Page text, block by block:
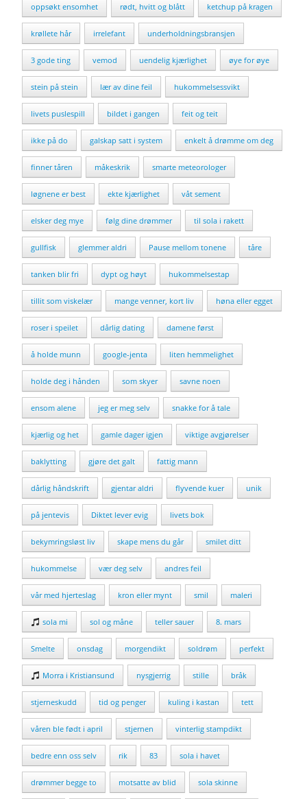
oppsøkt ensomhet rødt, hvitt og blått ketchup på kragen
krøllete hår irrelefant underholdningsbransjen
3 gode ting vemod uendelig kjærlighet øye for øye
stein på stein lær av dine feil hukommelsessvikt
livets puslespill bildet i gangen feit og teit
ikke på do galskap satt i system enkelt å drømme om deg
finner tåren måkeskrik smarte meteorologer
løgnene er best ekte kjærlighet våt sement
elsker deg mye følg dine drømmer til sola i rakett
gullfisk glemmer aldri Pause mellom tonene tåre
tanken blir fri dypt og høyt hukommelsestap
tillit som viskelær mange venner, kort liv høna eller egget
roser i speilet dårlig dating damene først
å holde munn google-jenta liten hemmelighet
holde deg i hånden som skyer savne noen
ensom alene jeg er meg selv snakke for å tale
kjærlig og het gamle dager igjen viktige avgjørelser
baklytting gjøre det galt fattig mann
dårlig håndskrift gjentar aldri flyvende kuer unik
på jentevis Diktet lever evig livets bok
bekymringsløst liv skape mens du går smilet ditt
hukommelse vær deg selv andres feil
vår med hjerteslag kron eller mynt smil maleri
sola mi sol og måne teller sauer 8. mars
Smelte onsdag morgendikt soldrøm perfekt
Morra i Kristiansund nysgjerrig stille bråk
stjerneskudd tid og penger kuling i kastan tett
våren ble født i april stjernen vinterlig stampdikt
bedre enn oss selv rik 83 sola i havet
drømmer begge to motsatte av blid sola skinne